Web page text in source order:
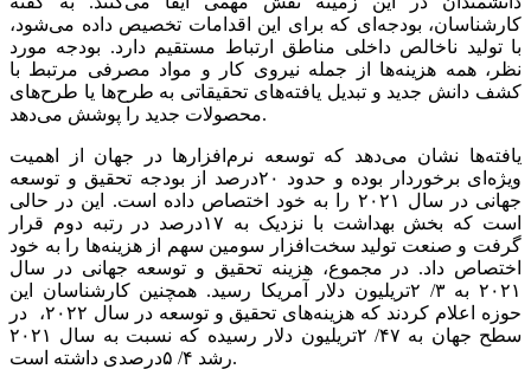
کارشناسان، بودجه‌ای که برای این اقدامات تخصیص داده می‌شود،
با تولید ناخالص داخلی مناطق ارتباط مستقیم دارد. بودجه مورد
نظر، همه هزینه‌‌‌ها از جمله نیروی کار و مواد مصرفی مرتبط با
کشف دانش جدید و تبدیل یافته‌‌‌های تحقیقاتی به طرح‌‌‌ها یا طرح‌‌‌های
محصولات جدید را پوشش می‌دهد.
یافته‌ها نشان می‌دهد که توسعه نرم‌افزارها در جهان از اهمیت
ویژه‌ای برخوردار بوده و حدود ۲۰‌درصد از بودجه تحقیق و توسعه
جهانی در سال ۲۰۲۱ را به خود اختصاص داده است. این در حالی
است که بخش بهداشت با نزدیک به ۱۷‌درصد در رتبه دوم قرار
گرفت و صنعت تولید سخت‌افزار سومین سهم از هزینه‌ها را به خود
اختصاص داد. در مجموع، هزینه تحقیق و توسعه جهانی در سال
۲۰۲۱ به ۳/ ۲تریلیون دلار آمریکا رسید. همچنین کارشناسان این
حوزه اعلام کردند که هزینه‌های تحقیق و توسعه در سال ۲۰۲۲، در
سطح جهان به ۴۷/ ۲تریلیون دلار رسیده که نسبت به سال ۲۰۲۱
رشد ۴/ ۵درصدی داشته است.